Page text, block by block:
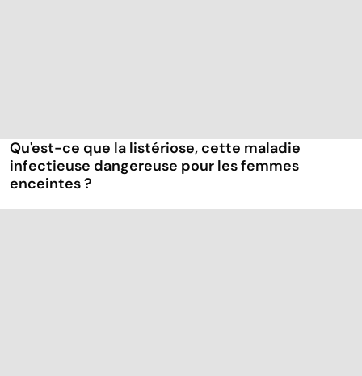
Qu'est-ce que la listériose, cette maladie
infectieuse dangereuse pour les femmes
enceintes ?